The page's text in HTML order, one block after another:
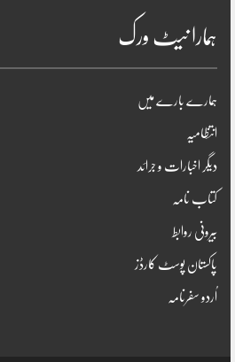
ہمارا نیٹ ورک
ہمارے بارے میں
انتظامیہ
دیگر اخبارات و جرائد
کتاب نامہ
بیرونی روابط
پاکستان پوسٹ کارڈز
اُردو سفرنامہ